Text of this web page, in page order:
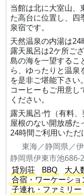
当館は北に大室山、
た高台に位置し、四
泉宿です。
天然温泉の内湯は24
露天風呂は2ケ所ご
島の海を一望するこ
ら、ゆったりと温
を是非ご堪能下さい。
コーヒーもご用意し
ください。
露天風呂·竹（有料、
屋根のない開放感た
24時間ご利用いただ
東海／静岡県／
静岡県伊東市池686-
貸別荘
BBQ 大人
合宿・ワーケーショ
子連れ・ファミリー